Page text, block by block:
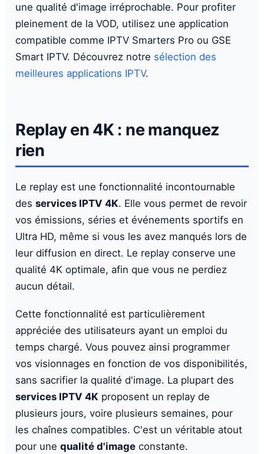
une qualité d'image irréprochable. Pour profiter
pleinement de la VOD, utilisez une application
compatible comme IPTV Smarters Pro ou GSE
Smart IPTV. Découvrez notre sélection des
meilleures applications IPTV.
Replay en 4K : ne manquez
rien
Le replay est une fonctionnalité incontournable
des services IPTV 4K. Elle vous permet de revoir
vos émissions, séries et événements sportifs en
Ultra HD, même si vous les avez manqués lors de
leur diffusion en direct. Le replay conserve une
qualité 4K optimale, afin que vous ne perdiez
aucun détail.
Cette fonctionnalité est particulièrement
appréciée des utilisateurs ayant un emploi du
temps chargé. Vous pouvez ainsi programmer
vos visionnages en fonction de vos disponibilités,
sans sacrifier la qualité d'image. La plupart des
services IPTV 4K proposent un replay de
plusieurs jours, voire plusieurs semaines, pour
les chaînes compatibles. C'est un véritable atout
pour une qualité d'image constante.